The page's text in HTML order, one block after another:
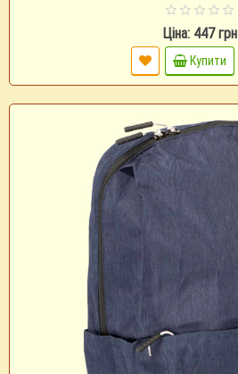
Ціна: 447 грн
Купити